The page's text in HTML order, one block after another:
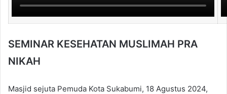
SEMINAR KESEHATAN MUSLIMAH PRA
NIKAH
Masjid sejuta Pemuda Kota Sukabumi, 18 Agustus 2024,